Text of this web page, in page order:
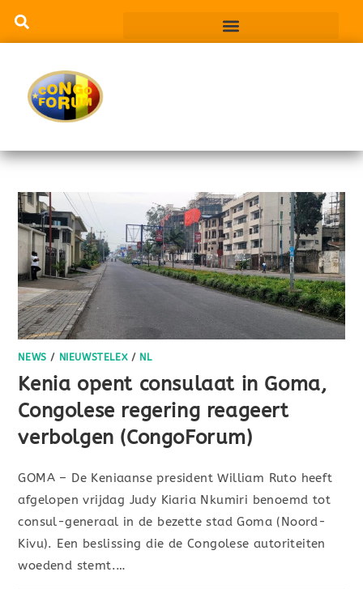
NEWS / NIEUWSTELEX/ NL
Kenia opent consulaat in Goma,
Congolese regering reageert
verbolgen (CongoForum)
GOMA – De Keniaanse president William Ruto heeft
afgelopen vrijdag Judy Kiaria Nkumiri benoemd tot
consul-generaal in de bezette stad Goma (Noord-
Kivu). Een beslissing die de Congolese autoriteiten
woedend stemt.…